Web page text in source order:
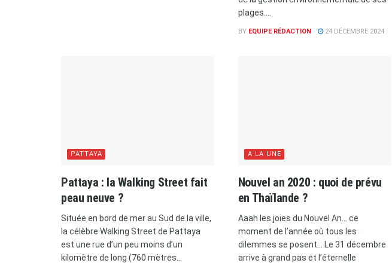
plages....
BY EQUIPE RÉDACTION 24 DÉCEMBRE 2024
PATTAYA
Pattaya : la Walking Street fait
peau neuve ?
Située en bord de mer au Sud de la ville,
la célèbre Walking Street de Pattaya
est une rue d’un peu moins d’un
kilomètre de long (760 mètres...
A LA UNE
Nouvel an 2020 : quoi de prévu
en Thaïlande ?
Aaah les joies du Nouvel An… ce
moment de l’année où tous les
dilemmes se posent… Le 31 décembre
arrive à grand pas et l’éternelle